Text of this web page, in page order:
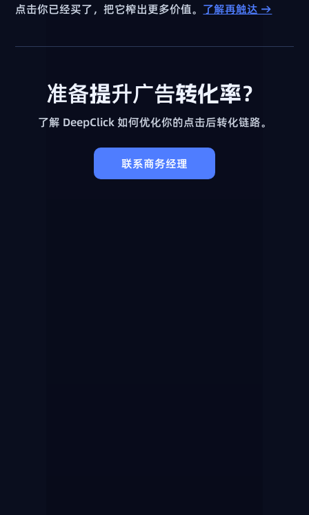
点击你已经买了，把它榨出更多价值。 了解再触达 →
准备提升广告转化率？
了解 DeepClick 如何优化你的点击后转化链路。
联系商务经理